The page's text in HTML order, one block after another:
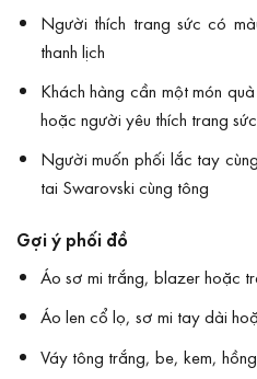
Người thích trang sức có
thanh lịch
Khách hàng cần một món
hoặc người yêu thích trang
Người muốn phối lắc tay
tai Swarovski cùng tông
Gợi ý phối đồ
Áo sơ mi trắng, blazer hoặc
Áo len cổ lọ, sơ mi tay dài
Váy tông trắng, be, kem,